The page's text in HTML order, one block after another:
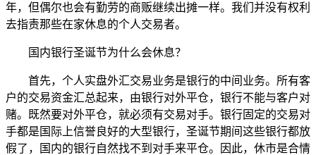
年，但偶尔也会有勤劳的商贩继续出摊一样。我们并没有权利
去指责那些在家休息的个人交易者。
国内银行圣诞节为什么会休息？
首先，个人实盘外汇交易业务是银行的中间业务。所有客
户的交易资金汇总起来，由银行对外平仓，银行不能与客户对
赌。既然要对外平仓，就必须有交易对手。银行固定的交易对
手都是国际上信誉良好的大型银行，圣诞节期间这些银行都放
假了，国内的银行自然找不到对手来平仓。因此，休市是合情